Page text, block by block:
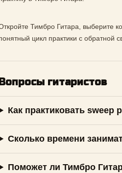
Тимбро Гитара, выберите
цикл практики с обратной
гитаристов
Как практиковать sweep
Сколько времени
Поможет ли Тимбро